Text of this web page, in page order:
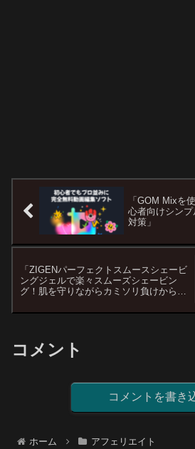
「GOM Mixを
心者向けシン
対策」
「ZIGENパーフェクトスムースシェービ
ングジェルで楽々スムーズシェービン
グ！肌を守りながらカミソリ負けから解
コメント
コメントを書き
ホーム アフェリエイト